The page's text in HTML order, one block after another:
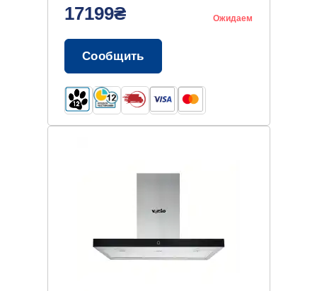
MM
17199₴ Ожидаем
Сообщить